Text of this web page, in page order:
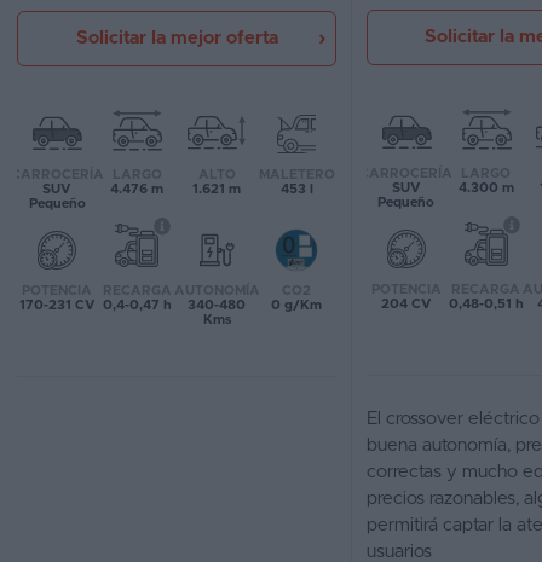
Foro
opiniones
Guías
de
compra
Comparador
Favoritos
Solicitar la mejor oferta
CARROCERÍA
SUV
Pequeño
LARGO
4.476 m
ALTO
1.621 m
MALETERO
453 l
POTENCIA
170-231 CV
RECARGA
0,4-0,47 h
AUTONOMÍA
340-480
Kms
CO2
0 g/Km
Solicitar la
CARROCERÍA
SUV
Pequeño
LARGO
4.300 m
POTENCIA
204 CV
RECARGA
0,48-0,51 h
El crossover
buena autonomía,
correctas y mucho
precios razonables,
permitirá captar la
usuarios